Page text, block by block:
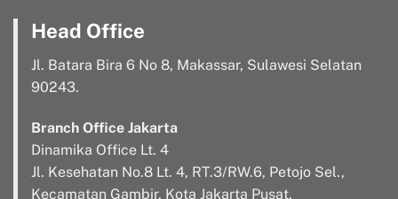
Head Office
Jl. Batara Bira 6 No 8, Makassar, Sulawesi Selatan
90243.
Branch Office Jakarta
Dinamika Office Lt. 4
Jl. Kesehatan No.8 Lt. 4, RT.3/RW.6, Petojo Sel.,
Kecamatan Gambir, Kota Jakarta Pusat,